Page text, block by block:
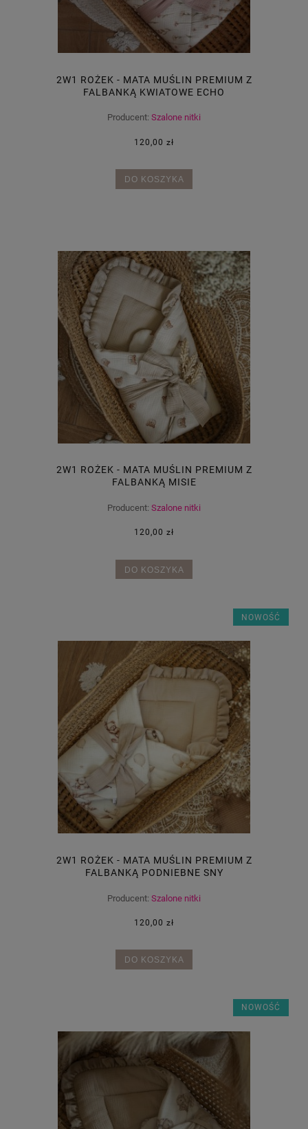
2W1 ROŻEK - MATA MUŚLIN PREMIUM Z
FALBANKĄ KWIATOWE ECHO
Producent: Szalone nitki
120,00 zł
DO KOSZYKA
2W1 ROŻEK - MATA MUŚLIN PREMIUM Z
FALBANKĄ MISIE
Producent: Szalone nitki
120,00 zł
DO KOSZYKA
2W1 ROŻEK - MATA MUŚLIN PREMIUM Z
FALBANKĄ PODNIEBNE SNY
Producent: Szalone nitki
120,00 zł
DO KOSZYKA
NOWOŚĆ
NOWOŚĆ